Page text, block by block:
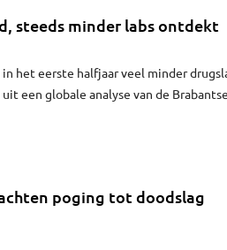
steeds minder labs ontdekt
het eerste halfjaar veel minder
een globale analyse van de Brabantse
poging tot doodslag